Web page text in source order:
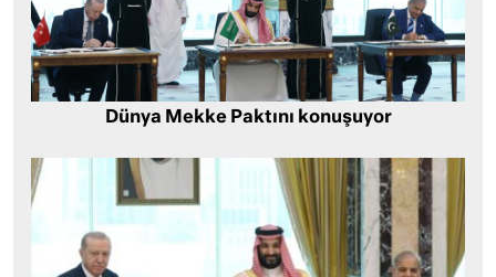
Dünya Mekke Paktını konuşuyor